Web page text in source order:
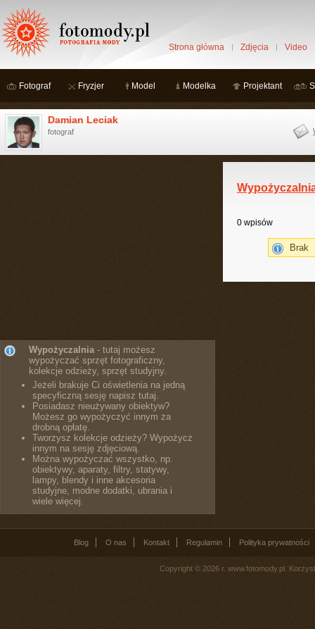
Strona główna Zdjęcia Video
Fotograf Fryzjer Model Modelka Projektant
Damian Leciak
fotograf
Wypożyczalnia - tutaj możesz
wypożyczać sprzęt fotograficzny,
kolekcje odzieży, sprzęt studyjny.
Jeżeli brakuje Ci oświetlenia na jedną
specyficzną sesję napisz tutaj.
Posiadasz nieużywany obiektyw?
Możesz go wypożyczyć innym za
drobną opłatę.
Tworzysz kolekcje odzieży? Wypożycz
innym na sesję zdjęciową.
Można wypożyczać wszystko, np.
obiektywy, aparaty, filtry, statywy,
lampy, blendy i inne akcesoria
studyjne, modne dodatki, ubrania i
wiele więcej.
0 wpisów
Brak
Blog O nas Kontakt Regulamin Polityka prywatności
Copyright © 2026 r. www.fotomody.pl.